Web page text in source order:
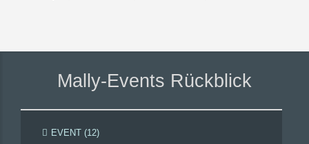
Mally-Events Rückblick
EVENT (12)